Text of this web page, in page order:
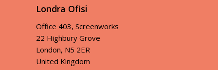
Londra Ofisi
Office 403, Screenworks
22 Highbury Grove
London, N5 2ER
United Kingdom